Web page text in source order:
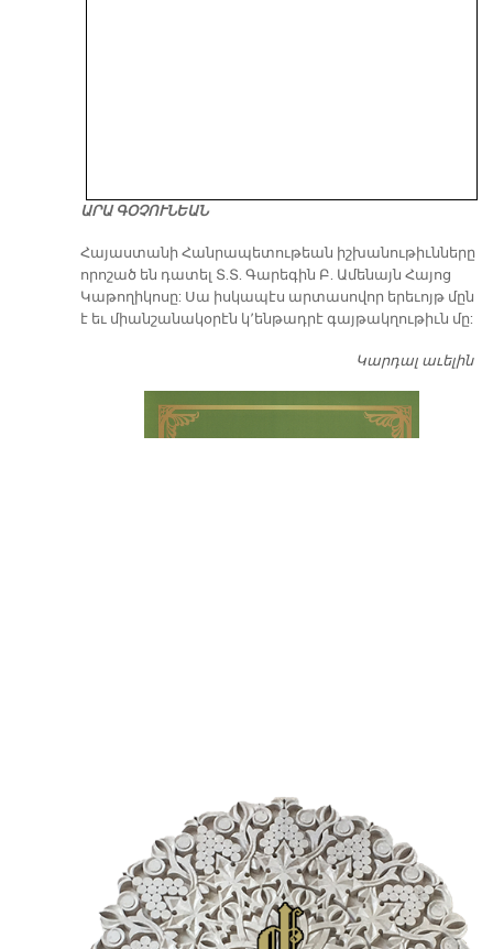
ԱՐԱ ԳՕՉՈՒՆԵԱՆ
​Հայաստանի Հանրապետութեան իշխանութիւնները
որոշած են դատել Տ.Տ. Գարեգին Բ. Ամենայն Հայոց
Կաթողիկոսը: Սա իսկապէս արտասովոր երեւոյթ մըն
է եւ միանշանակօրէն կ՚ենթադրէ գայթակղութիւն մը:
Կարդալ աւելին